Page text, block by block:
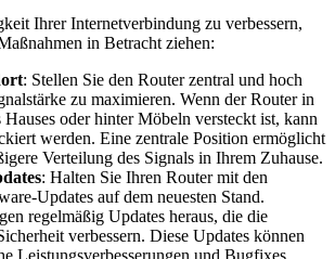
Ihrer Internetverbindung zu verbessern,
in Betracht ziehen:
: Stellen Sie den Router zentral und hoch
zu maximieren. Wenn der Router in
Hauses oder hinter Möbeln versteckt ist, kann
werden. Eine zentrale Position ermöglicht
Verteilung des Signals in Ihrem Zuhause.
: Halten Sie Ihren Router mit den
Updates auf dem neuesten Stand.
regelmäßig Updates heraus, die die
verbessern. Diese Updates können
Leistungsverbesserungen und Bugfixes